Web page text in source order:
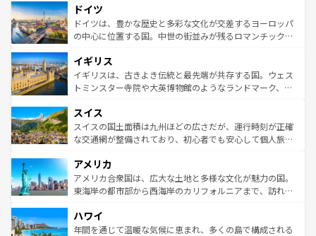
せる。地方によって風土や気候が異なるスペインはその個
性で訪れる人を魅了する。 なお、新着のスペイン情報は コ
ンテンツ一覧を参照してほしい。
で、幅広い魅力が詰まっている。華麗な宮殿、歴史的な大
聖堂、美しいビーチ、そして豊かな自然が、訪れる者を心
から魅了する。また、フランスは美食の国としても知ら
いる。シャンパンの発祥地であるランス、プロヴァンスの
香り高いラベンダー畑など、多彩な楽しみ方が可能だ。さ
らに、パリ以外の地域にも魅力が溢れており、どの街角に
れる地方に足を運ぶとそれぞれで全く異なる文化を体験で
きるだろう。 なお、新着のフランス情報はコンテンツ一覧
を参照してほしい。
ドイツ
ドイツは、豊かな歴史と多彩な文化が交差するヨーロッパ
の中心に位置する国。中世の街並みが残るロマンチック街
顔を持つこの国は、どこを歩いても飽きることがない。ベ
ルリンの文化的活気、バイエルン州のアルプスの絶景、そ
してライン川沿いのワイン畑といった風景は必見。ビール
は、お酒好きな人にはぜひ体験してほしい。 なお、新着の
ドイツ情報はコンテンツ一覧を参照してほしい。
イギリス
イギリスは、古きよき伝統と最先端が共存する国。ウェス
トミンスター寺院や大英博物館のようなランドマーク、歴
リアごとに異なる魅力がある。また、優雅なアフタヌーン
ティー、ビール好きにはたまらない英国パブ、サッカー観
戦など、本場だからこそできる体験も豊富。イギリスを旅
ンツ一覧を参照してほしい。
スイス
スイスの国土面積は九州ほどの広さだが、運行時刻が正確
な交通網が整備されており、初心者でも安心して個人旅行
の建物がそのまま残る町や、スイスならではのユニークな
博物館もあり、アルプス観光だけでなく町歩きも満喫する
ことができる。国民の所得が高いため物価も高いが、旅行
ば市内交通費無料で観光を楽しむこともできる。 なお、新
着のスイス情報はコンテンツ一覧 を参照してほしい。
アメリカ
アメリカ合衆国は、広大な土地と多様な文化が魅力の国。
東海岸の都市部から西海岸のカリフォルニアまで、訪れる
のような巨大都市は、観光、ショッピング、エンターテイ
ンメントが詰まった刺激的なスポットだ。一方、アメリカ
ハワイ
年間を通じて温暖な気候に恵まれ、多くの島で構成される